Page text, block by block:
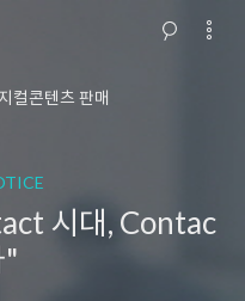
컬콘텐츠 판매
시대, Contac